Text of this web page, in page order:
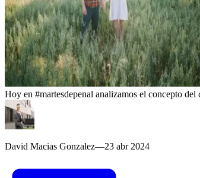
Hoy en #martesdepenal analizamos el concepto
David Macias Gonzalez—23 abr 2024